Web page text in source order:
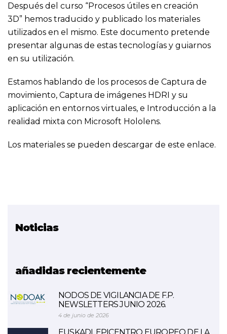
Después del curso “Procesos útiles en creación
3D” hemos traducido y publicado los materiales
utilizados en el mismo. Este documento pretende
presentar algunas de estas tecnologías y guiarnos
en su utilización.
Estamos hablando de los procesos de Captura de
movimiento, Captura de imágenes HDRI y su
aplicación en entornos virtuales, e Introducción a la
realidad mixta con Microsoft Hololens.
Los materiales se pueden descargar de este enlace.
Noticias
añadidas recientemente
NODOS DE VIGILANCIA DE F.P.
NEWSLETTERS JUNIO 2026.
4 de junio de 2026
EUSKADI, EPICENTRO EUROPEO DE LA